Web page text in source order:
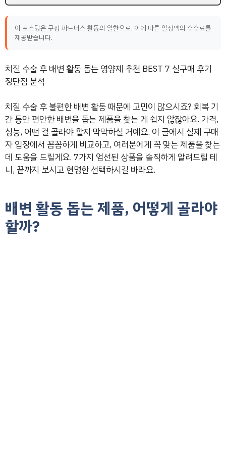
이 포스팅은 쿠팡 파트너스 활동의 일환으로, 이에 따른 일정액의 수수료를
제공받습니다.
치질 수술 후 배변 활동 돕는 영양제 추천 BEST 7 실구매 후기
장단점 분석
치질 수술 후 불편한 배변 활동 때문에 고민이 많으시죠? 회복 기
간 동안 편안한 배변을 돕는 제품을 찾는 게 쉽지 않잖아요. 가격,
성능, 어떤 걸 골라야 할지 막막하실 거예요. 이 글에서 실제 구매
자 입장에서 꼼꼼하게 비교하고, 여러분에게 꼭 맞는 제품을 찾는
데 도움을 드릴게요. 7가지 엄선된 상품을 솔직하게 알려드릴 테
니, 끝까지 보시고 현명한 선택하시길 바라요.
배변 활동 돕는 제품, 어떻게 골라야
할까?